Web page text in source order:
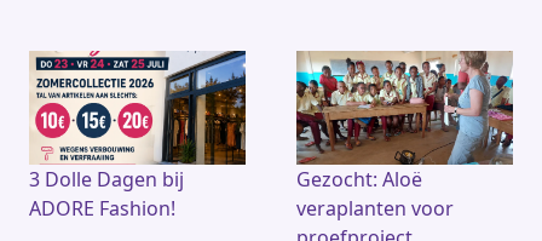
3 Dolle Dagen bij
ADORE Fashion!
Gezocht: Aloë
veraplanten voor